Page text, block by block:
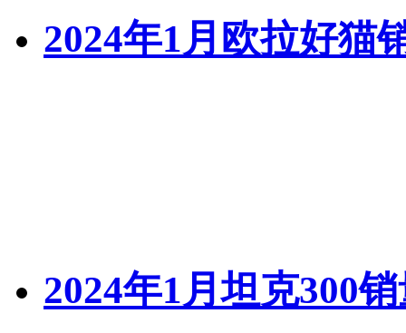
2024年1月欧拉好猫
2024年1月坦克300